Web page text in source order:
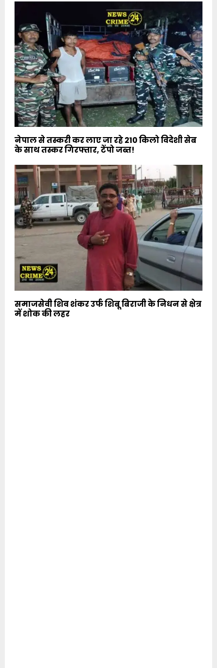
नेपाल से तस्करी कर लाए जा रहे 210 किलो विदेशी सेब
के साथ तस्कर गिरफ्तार, टेंपो जब्त!
समाजसेवी शिव शंकर उर्फ शिबू बिराजी के निधन से क्षेत्र
में शोक की लहर